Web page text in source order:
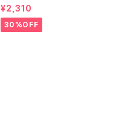
ット ソフトブラ（トマトレッド）2
2457 SALE 送料無料
¥2,310
30%OFF